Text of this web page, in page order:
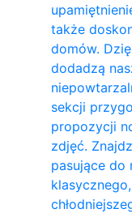
także
domów.
dodadzą
sekcji
propozycji
zdjęć.
pasujące do